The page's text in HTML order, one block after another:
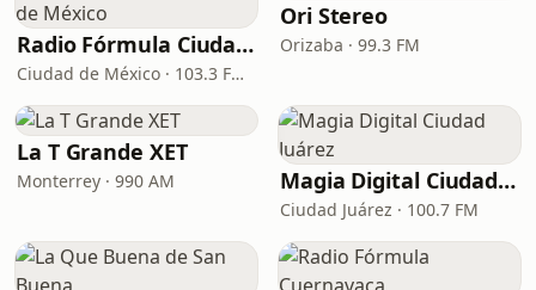
Radio Fórmula Ciudad de México
Ciudad de México · 103.3 FM - 970 AM
Ori Stereo
Orizaba · 99.3 FM
La T Grande XET
Monterrey · 990 AM Magia Digital Ciudad Juárez
Ciudad Juárez · 100.7 FM